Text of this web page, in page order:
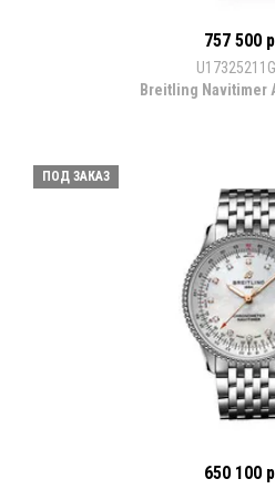
757 500
Breitling Navitimer
ПОД ЗАКАЗ
650 100